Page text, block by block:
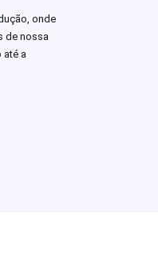
onde
de nossa
até a